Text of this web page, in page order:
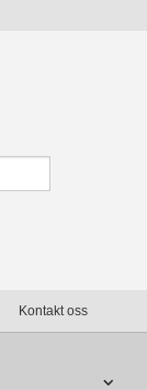
Kontakt oss